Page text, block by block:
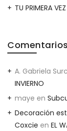
TU PRIMERA
A. Gabriela
INVIERNO
maye en
Decoración
Coxcie en EL